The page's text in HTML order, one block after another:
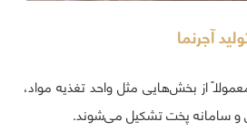
آجرنما
از بخش‌هایی مثل واحد تغذیه مواد،
سامانه پخت تشکیل می‌شوند.